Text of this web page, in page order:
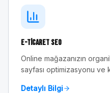
E-Ticaret SEO
Online mağazanızın
sayfası optimizasyonu ve
Detaylı Bilgi